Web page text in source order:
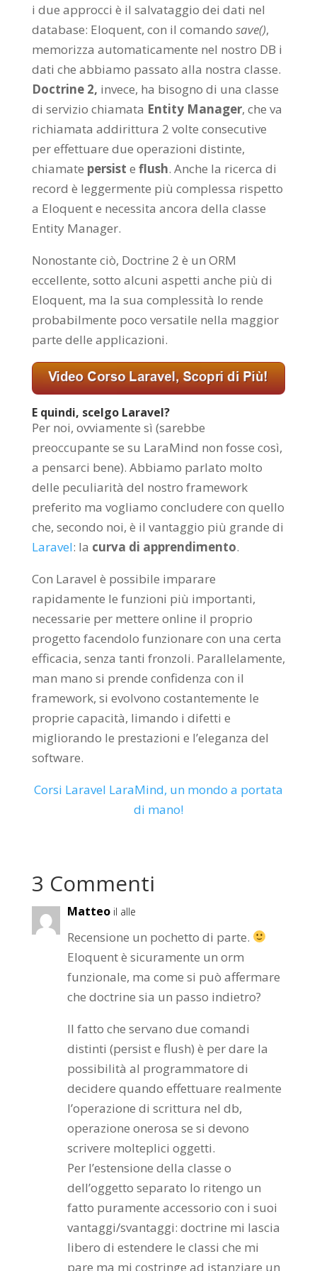
i due approcci è il salvataggio dei dati nel
database: Eloquent, con il comando save(),
memorizza automaticamente nel nostro DB i
dati che abbiamo passato alla nostra classe.
Doctrine 2, invece, ha bisogno di una classe
di servizio chiamata Entity Manager, che va
richiamata addirittura 2 volte consecutive
per effettuare due operazioni distinte,
chiamate persist e flush. Anche la ricerca di
record è leggermente più complessa rispetto
a Eloquent e necessita ancora della classe
Entity Manager.
Nonostante ciò, Doctrine 2 è un ORM
eccellente, sotto alcuni aspetti anche più di
Eloquent, ma la sua complessità lo rende
probabilmente poco versatile nella maggior
parte delle applicazioni.
E quindi, scelgo Laravel?
Per noi, ovviamente sì (sarebbe
preoccupante se su LaraMind non fosse così,
a pensarci bene). Abbiamo parlato molto
delle peculiarità del nostro framework
preferito ma vogliamo concludere con quello
che, secondo noi, è il vantaggio più grande di
Laravel: la curva di apprendimento.
Con Laravel è possibile imparare
rapidamente le funzioni più importanti,
necessarie per mettere online il proprio
progetto facendolo funzionare con una certa
efficacia, senza tanti fronzoli. Parallelamente,
man mano si prende confidenza con il
framework, si evolvono costantemente le
proprie capacità, limando i difetti e
migliorando le prestazioni e l’eleganza del
software.
Corsi Laravel LaraMind, un mondo a portata
di mano!
3 Commenti
Matteo il alle
Recensione un pochetto di parte.
Eloquent è sicuramente un orm
funzionale, ma come si può affermare
che doctrine sia un passo indietro?
Il fatto che servano due comandi
distinti (persist e flush) è per dare la
possibilità al programmatore di
decidere quando effettuare realmente
l’operazione di scrittura nel db,
operazione onerosa se si devono
scrivere molteplici oggetti.
Per l’estensione della classe o
dell’oggetto separato lo ritengo un
fatto puramente accessorio con i suoi
vantaggi/svantaggi: doctrine mi lascia
libero di estendere le classi che mi
pare ma mi costringe ad istanziare un